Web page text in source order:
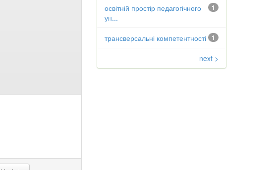
1
освітній простір педагогічного
ун...
1
трансверсальні компетентності
next >